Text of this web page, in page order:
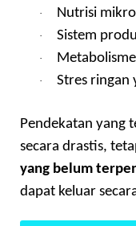
· Nutrisi
· Sistem
·
· Stres ringan
Pendekatan yang
secara drastis,
yang belum
dapat keluar